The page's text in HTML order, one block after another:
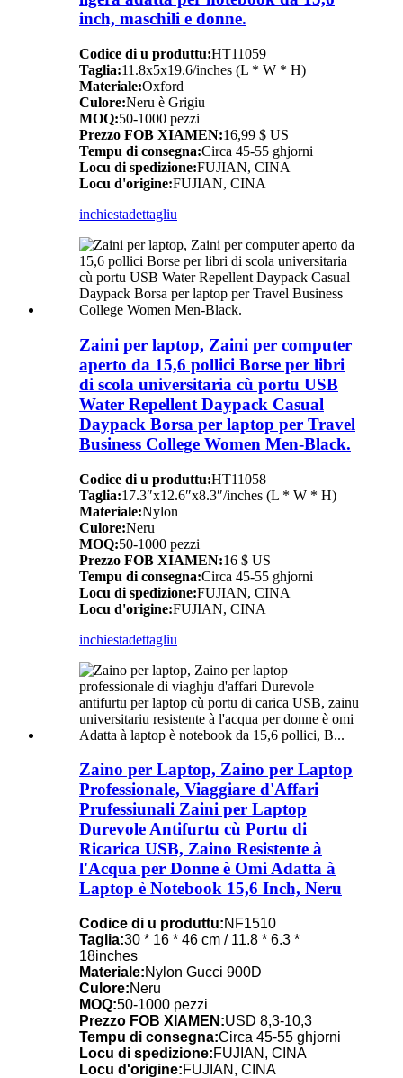
inch, maschili e donne.
Codice di u produttu:HT11059
Taglia:11.8x5x19.6/inches (L * W * H)
Materiale:Oxford
Culore:Neru è Grigiu
MOQ:50-1000 pezzi
Prezzo FOB XIAMEN:16,99 $ US
Tempu di consegna:Circa 45-55 ghjorni
Locu di spedizione:FUJIAN, CINA
Locu d'origine:FUJIAN, CINA
inchiestadettagliu
Zaini per laptop, Zaini per computer
aperto da 15,6 pollici Borse per libri
di scola universitaria cù portu USB
Water Repellent Daypack Casual
Daypack Borsa per laptop per Travel
Business College Women Men-Black.
Codice di u produttu:HT11058
Taglia:17.3″x12.6″x8.3″/inches (L * W * H)
Materiale:Nylon
Culore:Neru
MOQ:50-1000 pezzi
Prezzo FOB XIAMEN:16 $ US
Tempu di consegna:Circa 45-55 ghjorni
Locu di spedizione:FUJIAN, CINA
Locu d'origine:FUJIAN, CINA
inchiestadettagliu
Zaino per Laptop, Zaino per Laptop
Professionale, Viaggiare d'Affari
Prufessiunali Zaini per Laptop
Durevole Antifurtu cù Portu di
Ricarica USB, Zaino Resistente à
l'Acqua per Donne è Omi Adatta à
Laptop è Notebook 15,6 Inch, Neru
Codice di u produttu:NF1510
Taglia:30 * 16 * 46 cm / 11.8 * 6.3 *
18inches
Materiale:Nylon Gucci 900D
Culore:Neru
MOQ:50-1000 pezzi
Prezzo FOB XIAMEN:USD 8,3-10,3
Tempu di consegna:Circa 45-55 ghjorni
Locu di spedizione:FUJIAN, CINA
Locu d'origine:FUJIAN, CINA